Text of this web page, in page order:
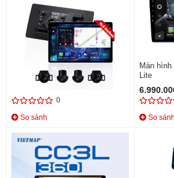
MÀN HÌNH DVD ANDROID
TEYES CC3 2K MAX
0
So sánh
Màn
Lite
So sánh